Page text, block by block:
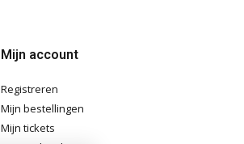
Mijn account
Registreren
Mijn bestellingen
Mijn tickets